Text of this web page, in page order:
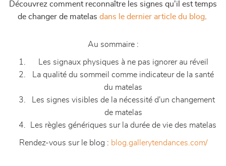
Découvrez comment reconnaître les signes qu'il est temps
de changer de matelas dans le dernier article du blog.
Au sommaire :
Les signaux physiques à ne pas ignorer au réveil
La qualité du sommeil comme indicateur de la santé
du matelas
Les signes visibles de la nécessité d'un changement
de matelas
Les règles génériques sur la durée de vie des matelas
Rendez-vous sur le blog : blog.gallerytendances.com/